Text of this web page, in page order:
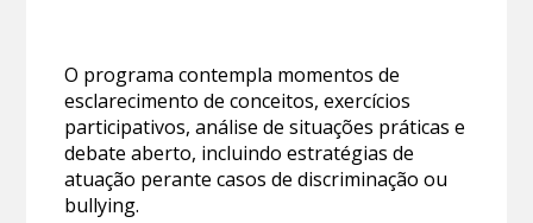
O programa contempla momentos de
esclarecimento de conceitos, exercícios
participativos, análise de situações práticas e
debate aberto, incluindo estratégias de
atuação perante casos de discriminação ou
bullying.